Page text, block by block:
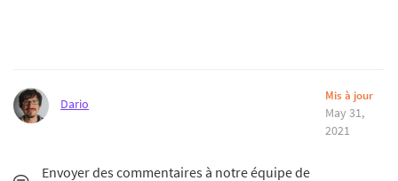
Dario
Mis à jour
May 31,
2021
Envoyer des commentaires à notre équipe de